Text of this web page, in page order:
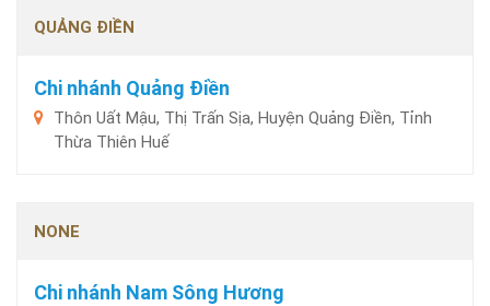
QUẢNG ĐIỀN
Chi nhánh Quảng Điền
Thôn Uất Mậu, Thị Trấn Sịa, Huyện Quảng Điền, Tỉnh
Thừa Thiên Huế
NONE
Chi nhánh Nam Sông Hương